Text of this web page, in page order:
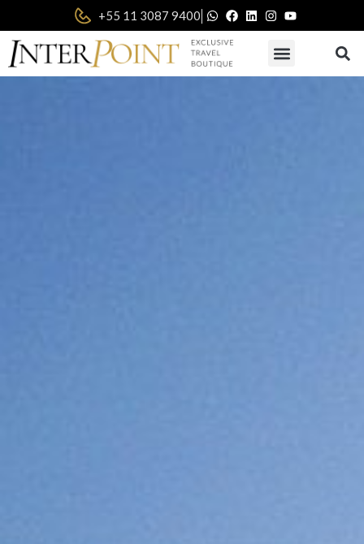
+55 11 3087 9400|